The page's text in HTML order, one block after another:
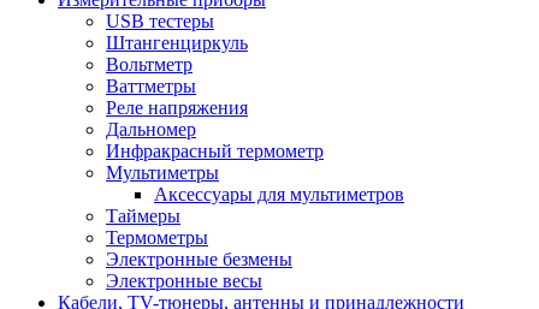
USB тестеры
Штангенциркуль
Вольтметр
Ваттметры
Реле напряжения
Дальномер
Инфракрасный термометр
Мультиметры
Аксессуары для мультиметров
Таймеры
Термометры
Электронные безмены
Электронные весы
Кабели, TV-тюнеры, антенны и принадлежности